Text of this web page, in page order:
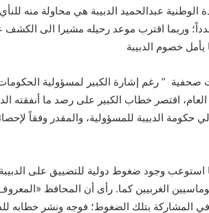
عبدالحميد الدبيبة هي محاولة منه
وربما اقترب موعد رحيله مشيرا الى الكشف
خصوم الدبيبة
” رغم إشارة الكبير لمسؤولية الحكومات
استوعب وجود ضغوط دولية للتضييق على
الغربيين كما. رأى أن المحافظ
المشاركة بتلك الضغوط؛ فوجه ونشر خطابه